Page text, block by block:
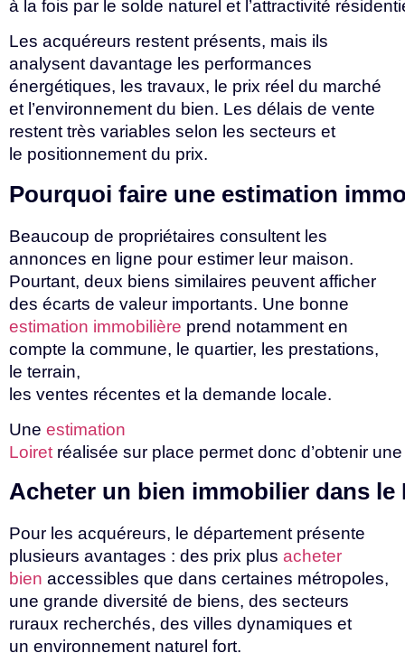
à la fois par le solde naturel et l’attractivité
Les acquéreurs restent présents, mais ils
analysent davantage les performances
énergétiques, les travaux, le prix réel du marché
et l’environnement du bien. Les délais de vente
restent très variables selon les secteurs et
le positionnementdu prix.
Pourquoi faire une estimation
Beaucoup de propriétaires consultent les
annonces en ligne pour estimer leur maison.
Pourtant, deux biens similaires peuvent afficher
des écarts de valeur importants. Une bonne
estimation immobilière prend notamment en
compte la commune, le quartier, les prestations,
le terrain,
les ventes récentes et la demande locale.
Une estimation
Loiret réalisée sur place permet donc d’obtenir
Acheter un bien immobilier dans le
Pour les acquéreurs, le département présente
plusieurs avantages : des prix plus acheter
bien accessibles que dans certaines métropoles,
une grande diversité de biens, des secteurs
ruraux recherchés, des villes dynamiques et
un environnement naturel fort.